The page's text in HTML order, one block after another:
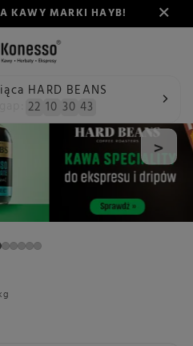
KAWY MARKI HAYB!
HARD BEANS
22 10 30 42
>